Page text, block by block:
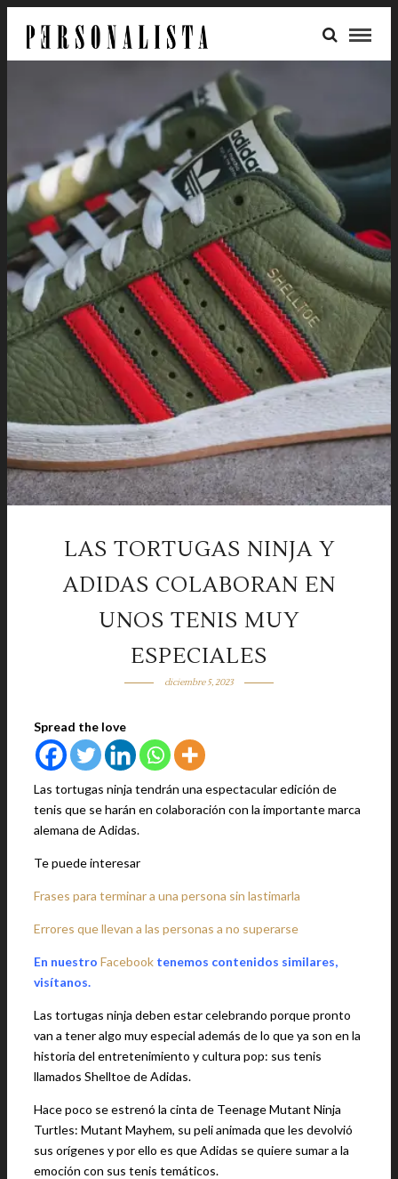
LAS TORTUGAS NINJA Y
ADIDAS COLABORAN EN
UNOS TENIS MUY
ESPECIALES
diciembre 5, 2023
Spread the love
Las tortugas ninja tendrán una espectacular edición de
tenis que se harán en colaboración con la importante marca
alemana de Adidas.
Te puede interesar
Frases para terminar a una persona sin lastimarla
Errores que llevan a las personas a no superarse
En nuestro Facebook tenemos contenidos similares,
visítanos.
Las tortugas ninja deben estar celebrando porque pronto
van a tener algo muy especial además de lo que ya son en la
historia del entretenimiento y cultura pop: sus tenis
llamados Shelltoe de Adidas.
Hace poco se estrenó la cinta de Teenage Mutant Ninja
Turtles: Mutant Mayhem, su peli animada que les devolvió
sus orígenes y por ello es que Adidas se quiere sumar a la
emoción con sus tenis temáticos.